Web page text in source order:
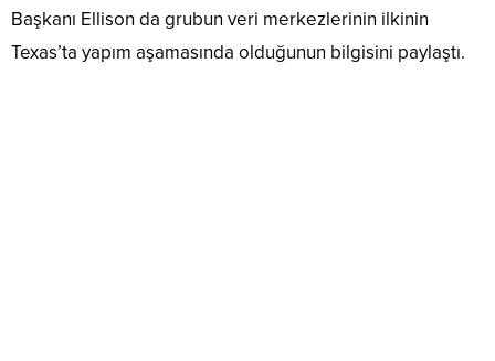
Başkanı Ellison da grubun veri merkezlerinin ilkinin
Texas’ta yapım aşamasında olduğunun bilgisini paylaştı.